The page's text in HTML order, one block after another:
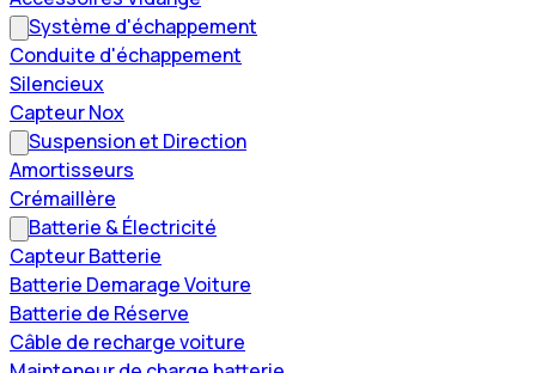
Système d'échappement
Conduite d'échappement
Silencieux
Capteur Nox
Suspension et Direction
Amortisseurs
Crémaillère
Batterie & Électricité
Capteur Batterie
Batterie Demarage Voiture
Batterie de Réserve
Câble de recharge voiture